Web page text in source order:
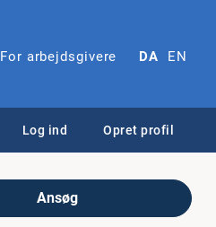
For arbejdsgivere DA EN
Log ind Opret profil
Ansøg